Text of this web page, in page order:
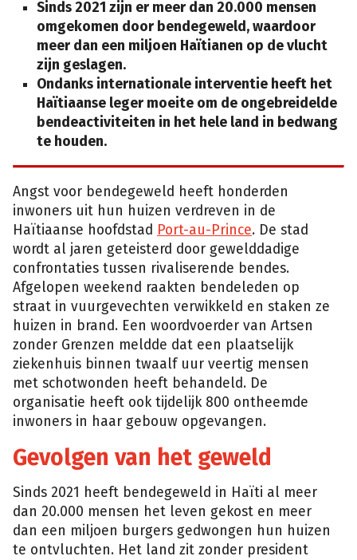
Sinds 2021 zijn er meer dan 20.000 mensen
omgekomen door bendegeweld, waardoor
meer dan een miljoen Haïtianen op de vlucht
zijn geslagen.
Ondanks internationale interventie heeft het
Haïtiaanse leger moeite om de ongebreidelde
bendeactiviteiten in het hele land in bedwang
te houden.
Angst voor bendegeweld heeft honderden
inwoners uit hun huizen verdreven in de
Haïtiaanse hoofdstad Port-au-Prince. De stad
wordt al jaren geteisterd door gewelddadige
confrontaties tussen rivaliserende bendes.
Afgelopen weekend raakten bendeleden op
straat in vuurgevechten verwikkeld en staken ze
huizen in brand. Een woordvoerder van Artsen
zonder Grenzen meldde dat een plaatselijk
ziekenhuis binnen twaalf uur veertig mensen
met schotwonden heeft behandeld. De
organisatie heeft ook tijdelijk 800 ontheemde
inwoners in haar gebouw opgevangen.
Gevolgen van het geweld
Sinds 2021 heeft bendegeweld in Haïti al meer
dan 20.000 mensen het leven gekost en meer
dan een miljoen burgers gedwongen hun huizen
te ontvluchten. Het land zit zonder president